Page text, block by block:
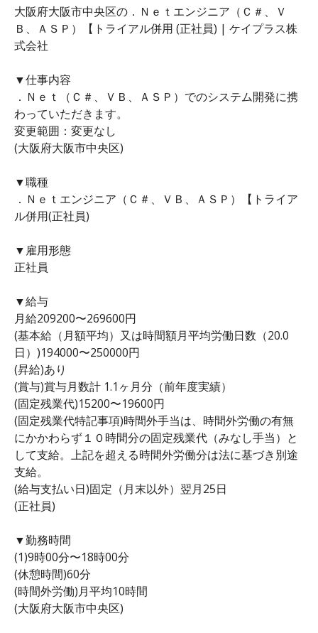
大阪府大阪市中央区の．Ｎｅｔエンジニア（Ｃ＃、Ｖ
Ｂ、ＡＳＰ）【トライアル併用 (正社員) | ケイプラス株
式会社
▼仕事内容
．Ｎｅｔ（Ｃ＃、ＶＢ、ＡＳＰ）でのシステム開発に携
わっていただきます。
変更範囲：変更なし
(大阪府大阪市中央区)
▼職種
．Ｎｅｔエンジニア（Ｃ＃、ＶＢ、ＡＳＰ）【トライア
ル併用(正社員)
▼雇用形態
正社員
▼給与
月給209200〜269600円
(基本給（月額平均）又は時間額月平均労働日数（20.0
日）)194000〜250000円
(昇給)あり
(賞与)賞与月数計 1.1ヶ月分（前年度実績）
(固定残業代)15200〜19600円
(固定残業代特記事項)時間外手当は、時間外労働の有無
にかかわらず１０時間分の固定残業代（みなし手当）と
して支給。上記を超える時間外労働分は法に基づき別途
支給。
(給与支払い日)固定（月末以外）翌月25日
(正社員)
▼勤務時間
(1)9時00分〜18時00分
(休憩時間)60分
(時間外労働)月平均10時間
(大阪府大阪市中央区)